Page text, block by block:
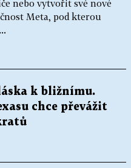
nebo vytvořit své nové
Meta, pod kterou
k bližnímu.
chce převážit